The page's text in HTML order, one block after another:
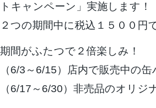
トキャンペーン」実施します！
２つの期間中に税込１５００
期間がふたつで２倍楽しみ！
（6/3～6/15）店内で販売中の
（6/17～6/30）非売品のオリ